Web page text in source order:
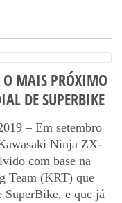
MAIS PRÓXIMO
DE SUPERBIKE
– Em setembro
Ninja ZX-
com base na
Team (KRT) que
SuperBike, e que já